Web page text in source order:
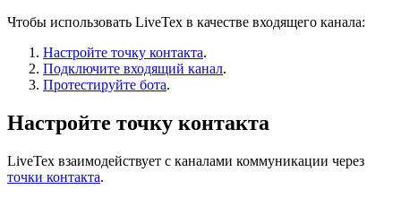
Чтобы использовать LiveTex в качестве входящего канала:
Настройте точку контакта.
Подключите входящий канал.
Протестируйте бота.
Настройте точку контакта
LiveTex взаимодействует с каналами коммуникации через
точки контакта.